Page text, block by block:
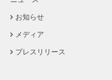
お知らせ
メディア
プレスリリース